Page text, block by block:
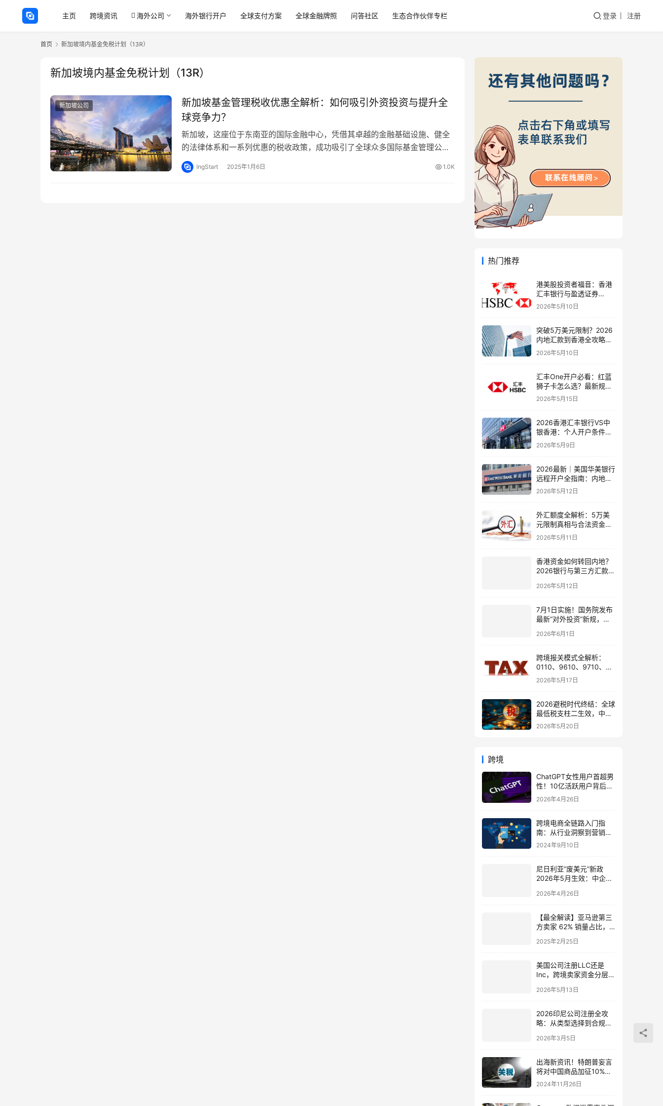
主页 跨境资讯 海外公司 海外银行开户 全球支付方案 全球金融牌照 问答社区 生态合作伙伴专栏 登录 注册
首页 新加坡境内基金免税计划（13R）
新加坡境内基金免税计划（13R）
新加坡公司
新加坡基金管理税收优惠全解析：如何吸引外资投资与提升全
球竞争力？
新加坡，这座位于东南亚的国际金融中心，凭借其卓越的金融基础设施、健全
的法律体系和一系列优惠的税收政策，成功吸引了全球众多国际基金管理公司
前来设立和管理其基金业务。为了进一步提升其作…
IngStart 2025年1月6日 1.0K
热门推荐
港美股投资者福音：香港
汇丰银行与盈透证券
（IBKR）绑定入金全流
2026年5月10日
突破5万美元限制？2026
内地汇款到香港全攻略：
4种合法路径、手续费对
比与避坑指南
2026年5月10日
汇丰One开户必看：红蓝
狮子卡怎么选？最新规则
+补办攻略+5个避坑指南
2026年5月15日
2026香港汇丰银行VS中
银香港：个人开户条件、
费用、下户速度全方位对
比指南
2026年5月9日
2026最新｜美国华美银行
远程开户全指南：内地居
民足不出户办理美股与跨
2026年5月12日
外汇额度全解析：5万美
元限制真相与合法资金出
境通道
2026年5月11日
香港资金如何转回内地？
2026银行与第三方汇款全
2026年5月12日
7月1日实施！国务院发布
最新“对外投资”新规，炒
会有何影响
2026年6月1日
跨境报关模式全解析：
0110、9610、9710、
9810、1039、1210 的区
别与最佳应用场景
2026年5月17日
2026避税时代终结：全球
最低税支柱二生效，中国
企业家海外公司合规3大
2026年5月20日
跨境
ChatGPT女性用户首超男
性！10亿活跃用户背后：
跨境卖家的AI新机遇与合
规指南
2026年4月26日
跨境电商全链路入门指
南：从行业洞察到营销策
略的全方位解析
2024年9月10日
尼日利亚“废美元”新政
2026年5月生效：中企涉
析
2026年4月26日
【最全解读】亚马逊第三
方卖家 62% 销量占比，
商新机遇？
2025年2月25日
美国公司注册LLC还是
Inc，跨境卖家资金分层税
2026年5月13日
2026印尼公司注册全攻
略：从类型选择到合规运
2026年3月5日
出海新资讯！特朗普妄言
将对中国商品加征10%关
税
2024年11月26日